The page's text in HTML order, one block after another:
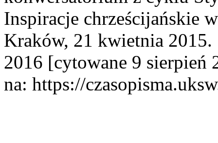
Inspiracje chrześcijańskie
Kraków, 21 kwietnia
2016 [cytowane 9 sierpień
na: https://